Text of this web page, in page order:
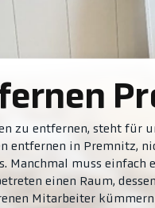
zu entfernen, steht für
entfernen in Premnitz,
Manchmal muss
einen Raum,
Mitarbeiter